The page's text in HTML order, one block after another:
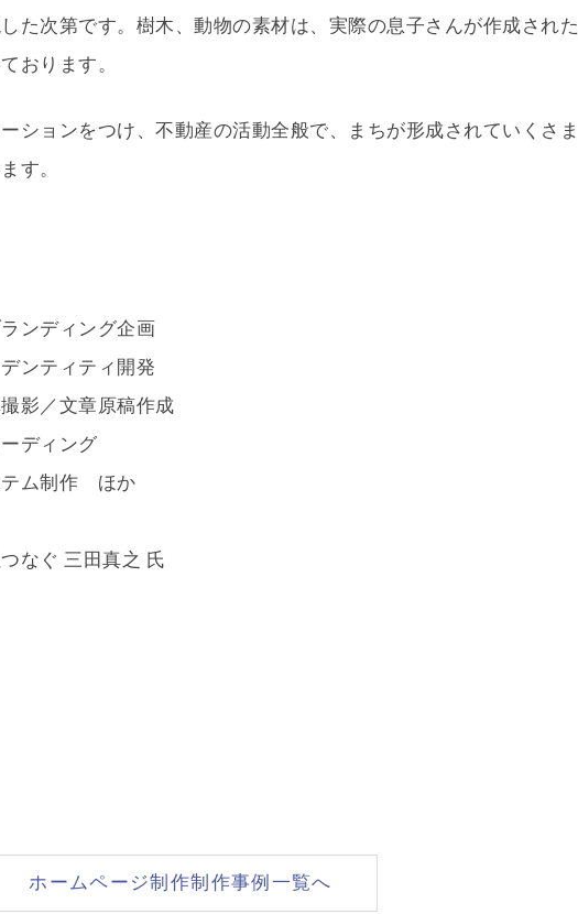
た次第です。樹木、動物の素材は、実際の息子さんが作成された
おります。
ションをつけ、不動産の活動全般で、まちが形成されていくさま
す。
ンディング企画
ンティティ開発
影／文章原稿作成
ディング
テム制作 ほか
なぐ 三田真之 氏
ホームページ制作制作事例一覧へ